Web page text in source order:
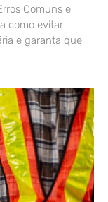
Comuns e
como evitar
e garanta que